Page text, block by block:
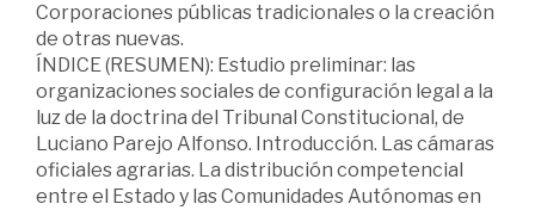
Corporaciones públicas tradicionales o la creación
de otras nuevas.
ÍNDICE (RESUMEN): Estudio preliminar: las
organizaciones sociales de configuración legal a la
luz de la doctrina del Tribunal Constitucional, de
Luciano Parejo Alfonso. Introducción. Las cámaras
oficiales agrarias. La distribución competencial
entre el Estado y las Comunidades Autónomas en